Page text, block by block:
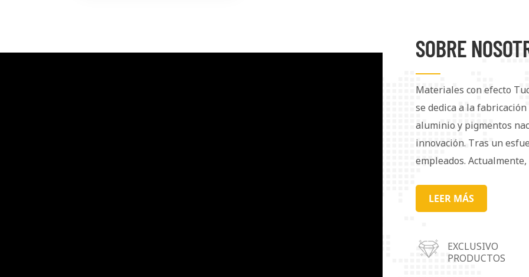
SOBRE
Materiales con efecto
se dedica a la
aluminio y pigmentos
innovación. Tras un
empleados.
atender mejor a
centros de operaciones
Chongqing. Nuestros
LEER MÁS
EXCLUSIVO
PRODUCTOS